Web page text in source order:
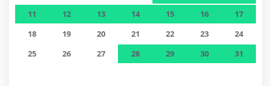
11
12 13 14 15 16
17
18
19 20 21 22 23
24
25
26 27 28 29 30 31